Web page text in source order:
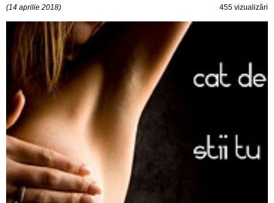
(14 aprilie 2018) 455 vizualizări